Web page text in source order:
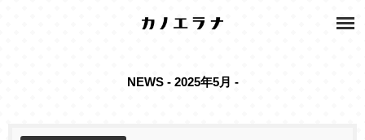
NEWS - 2025年5月 -